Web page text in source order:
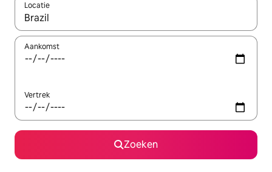
Locatie
Wanneer er resultaten beschikbaar zijn, maak je een keuze
Aankomst
Vertrek
Zoeken